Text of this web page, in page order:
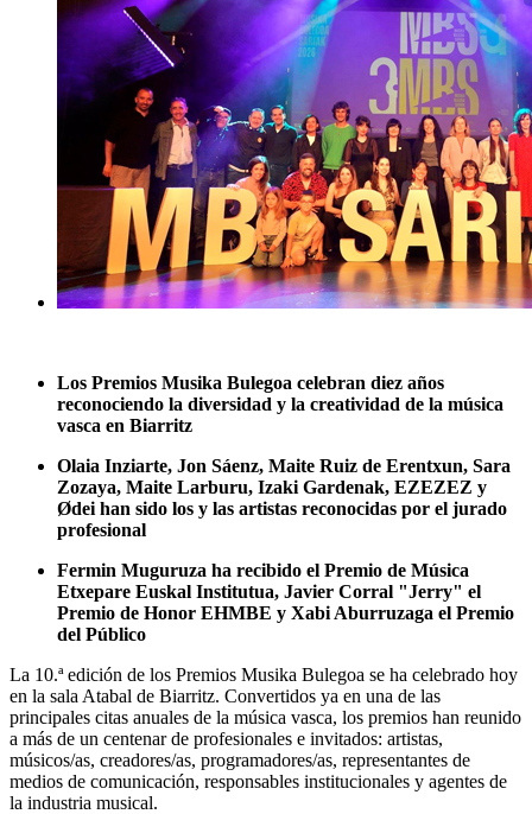
Los Premios Musika Bulegoa celebran diez años
reconociendo la diversidad y la creatividad de la música
vasca en Biarritz
Olaia Inziarte, Jon Sáenz, Maite Ruiz de Erentxun, Sara
Zozaya, Maite Larburu, Izaki Gardenak, EZEZEZ y
Ødei han sido los y las artistas reconocidas por el jurado
profesional
Fermin Muguruza ha recibido el Premio de Música
Etxepare Euskal Institutua, Javier Corral "Jerry" el
Premio de Honor EHMBE y Xabi Aburruzaga el Premio
del Público
La 10.ª edición de los Premios Musika Bulegoa se ha celebrado hoy
en la sala Atabal de Biarritz. Convertidos ya en una de las
principales citas anuales de la música vasca, los premios han reunido
a más de un centenar de profesionales e invitados: artistas,
músicos/as, creadores/as, programadores/as, representantes de
medios de comunicación, responsables institucionales y agentes de
la industria musical.